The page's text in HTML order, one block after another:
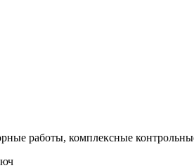
работы, комплексные